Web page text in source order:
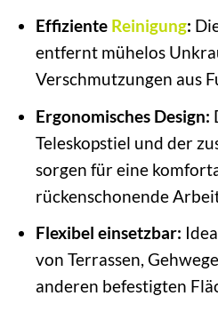
Effiziente Reinigung:
entfernt mühelos
Verschmutzungen aus
Ergonomisches Design:
Teleskopstiel und der
sorgen für eine
rückenschonende
Flexibel einsetzbar:
von Terrassen,
anderen befestigten